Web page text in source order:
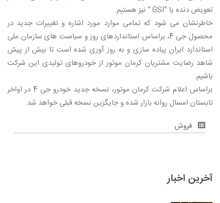
تعویض دنده یا "GSI " نیز هستیم.
خاطرنشان می شود که تمامی موارد مورد اشاره و تغییرات جدید در
محصول جی 4، براساس استانداردهای روز و سیاست های سازمان ملی
استاندارد ایران پیاده سازی و به روز آوری شده است تا بیش از پیش
شاهد رضایت مشتریان کرمان موتور از خودروهای تولیدی این شرکت
باشیم.
براساس اعلام شرکت کرمان موتور، نسخه جدید خودرو جی 4 در اواخر
تابستان امسال روانه بازار شده و جایگزین نسخه قبلی خواهد شد.
فروش
آخرین اخبار